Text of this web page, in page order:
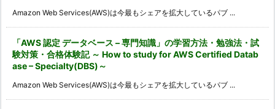
Amazon Web Services(AWS)は今最もシェアを拡大しているパブ ...
「AWS 認定 データベース – 専門知識」の学習方法・勉強法・試
験対策・合格体験記 ～ How to study for AWS Certified Datab
ase – Specialty(DBS)～
Amazon Web Services(AWS)は今最もシェアを拡大しているパブ ...